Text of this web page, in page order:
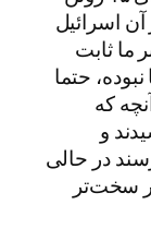
اسرائیل
ما ثابت
حتما
که
و
در حالی
سخت‌تر